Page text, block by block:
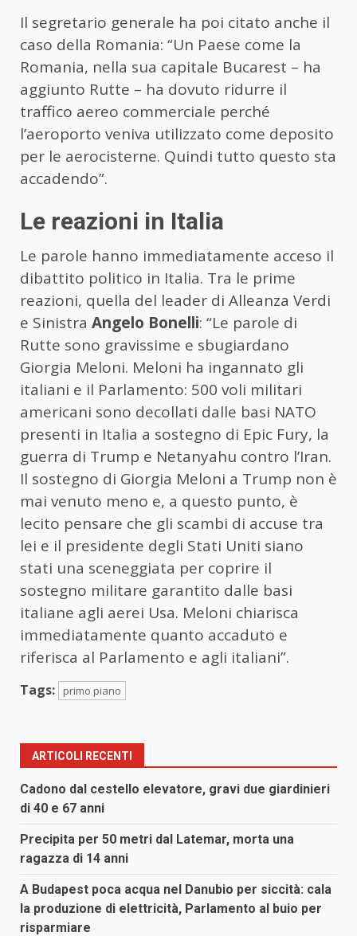
Il segretario generale ha poi citato anche il
caso della Romania: “Un Paese come la
Romania, nella sua capitale Bucarest – ha
aggiunto Rutte – ha dovuto ridurre il
traffico aereo commerciale perché
l’aeroporto veniva utilizzato come deposito
per le aerocisterne. Quindi tutto questo sta
accadendo”.
Le reazioni in Italia
Le parole hanno immediatamente acceso il
dibattito politico in Italia. Tra le prime
reazioni, quella del leader di Alleanza Verdi
e Sinistra Angelo Bonelli: “Le parole di
Rutte sono gravissime e sbugiardano
Giorgia Meloni. Meloni ha ingannato gli
italiani e il Parlamento: 500 voli militari
americani sono decollati dalle basi NATO
presenti in Italia a sostegno di Epic Fury, la
guerra di Trump e Netanyahu contro l’Iran.
Il sostegno di Giorgia Meloni a Trump non è
mai venuto meno e, a questo punto, è
lecito pensare che gli scambi di accuse tra
lei e il presidente degli Stati Uniti siano
stati una sceneggiata per coprire il
sostegno militare garantito dalle basi
italiane agli aerei Usa. Meloni chiarisca
immediatamente quanto accaduto e
riferisca al Parlamento e agli italiani”.
Tags: primo piano
ARTICOLI RECENTI
Cadono dal cestello elevatore, gravi due giardinieri
di 40 e 67 anni
Precipita per 50 metri dal Latemar, morta una
ragazza di 14 anni
A Budapest poca acqua nel Danubio per siccità: cala
la produzione di elettricità, Parlamento al buio per
risparmiare